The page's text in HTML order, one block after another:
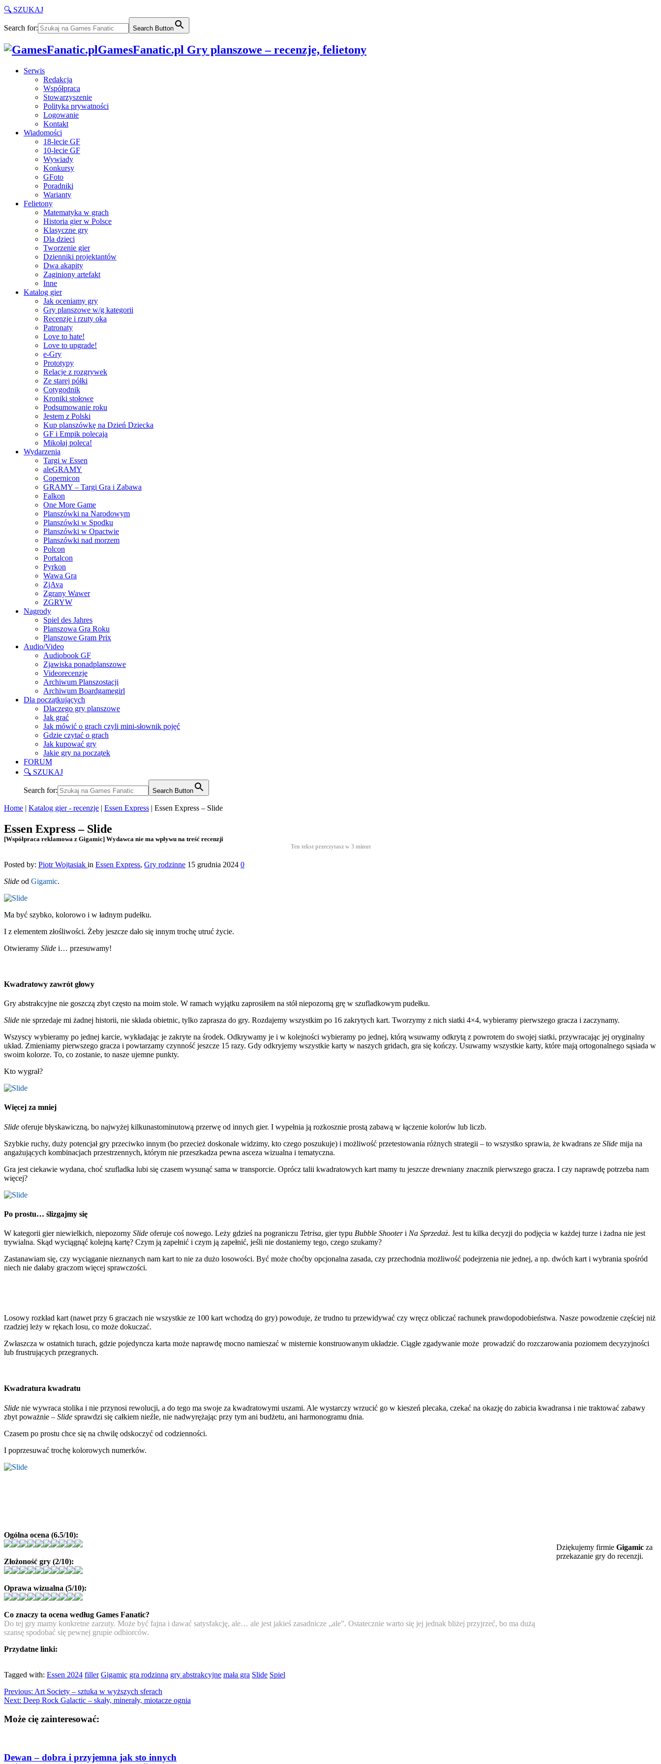
🔍 SZUKAJ
Search for: Search Button
GamesFanatic.pl Gry planszowe – recenzje, felietony
Serwis
Redakcja
Współpraca
Stowarzyszenie
Polityka prywatności
Logowanie
Kontakt
Wiadomości
18-lecie GF
10-lecie GF
Wywiady
Konkursy
GFoto
Poradniki
Warianty
Felietony
Matematyka w grach
Historia gier w Polsce
Klasyczne gry
Dla dzieci
Tworzenie gier
Dzienniki projektantów
Dwa akapity
Zaginiony artefakt
Inne
Katalog gier
Jak oceniamy gry
Gry planszowe w/g kategorii
Recenzje i rzuty oka
Patronaty
Love to hate!
Love to upgrade!
e-Gry
Prototypy
Relacje z rozgrywek
Ze starej półki
Cotygodnik
Kroniki stołowe
Podsumowanie roku
Jestem z Polski
Kup planszówkę na Dzień Dziecka
GF i Empik polecają
Mikołaj poleca!
Wydarzenia
Targi w Essen
aleGRAMY
Copernicon
GRAMY – Targi Gra i Zabawa
Falkon
One More Game
Planszówki na Narodowym
Planszówki w Spodku
Planszówki w Opactwie
Planszówki nad morzem
Polcon
Portalcon
Pyrkon
Wawa Gra
ZjAva
Zgrany Wawer
ZGRYW
Nagrody
Spiel des Jahres
Planszowa Gra Roku
Planszowe Gram Prix
Audio/Video
Audiobook GF
Zjawiska ponadplanszowe
Videorecenzje
Archiwum Planszostacji
Archiwum Boardgamegirl
Dla początkujących
Dlaczego gry planszowe
Jak grać
Jak mówić o grach czyli mini-słownik pojęć
Gdzie czytać o grach
Jak kupować gry
Jakie gry na początek
FORUM
🔍 SZUKAJ
Search for: Search Button
Home | Katalog gier - recenzje | Essen Express | Essen Express – Slide
Essen Express – Slide
[Współpraca reklamowa z Gigamic] Wydawca nie ma wpływu na treść recenzji
Ten tekst przeczytasz w 3 minut
Posted by: Piotr Wojtasiak in Essen Express, Gry rodzinne 15 grudnia 2024 0
Slide od Gigamic.
Ma być szybko, kolorowo i w ładnym pudełku.
I z elementem złośliwości. Żeby jeszcze dało się innym trochę utruć życie.
Otwieramy Slide i… przesuwamy!
Kwadratowy zawrót głowy
Gry abstrakcyjne nie goszczą zbyt często na moim stole. W ramach wyjątku zaprosiłem na stół niepozorną grę w szufladkowym pudełku.
Slide nie sprzedaje mi żadnej historii, nie składa obietnic, tylko zaprasza do gry. Rozdajemy wszystkim po 16 zakrytych kart. Tworzymy z nich siatki 4×4, wybieramy pierwszego gracza i zaczynamy.
Wszyscy wybieramy po jednej karcie, wykładając je zakryte na środek. Odkrywamy je i w kolejności wybieramy po jednej, którą wsuwamy odkrytą z powrotem do swojej siatki, przywracając jej oryginalny
układ. Zmieniamy pierwszego gracza i powtarzamy czynność jeszcze 15 razy. Gdy odkryjemy wszystkie karty w naszych gridach, gra się kończy. Usuwamy wszystkie karty, które mają ortogonalnego sąsiada w
swoim kolorze. To, co zostanie, to nasze ujemne punkty.
Kto wygrał?
Więcej za mniej
Slide oferuje błyskawiczną, bo najwyżej kilkunastominutową przerwę od innych gier. I wypełnia ją rozkosznie prostą zabawą w łączenie kolorów lub liczb.
Szybkie ruchy, duży potencjał gry przeciwko innym (bo przecież doskonale widzimy, kto czego poszukuje) i możliwość przetestowania różnych strategii – to wszystko sprawia, że kwadrans ze Slide mija na
angażujących kombinacjach przestrzennych, którym nie przeszkadza pewna asceza wizualna i tematyczna.
Gra jest ciekawie wydana, choć szufladka lubi się czasem wysunąć sama w transporcie. Oprócz talii kwadratowych kart mamy tu jeszcze drewniany znacznik pierwszego gracza. I czy naprawdę potrzeba nam
więcej?
Po prostu… ślizgajmy się
W kategorii gier niewielkich, niepozorny Slide oferuje coś nowego. Leży gdzieś na pograniczu Tetrisa, gier typu Bubble Shooteri Na Sprzedaż. Jest tu kilka decyzji do podjęcia w każdej turze i żadna nie jest
trywialna. Skąd wyciągnąć kolejną kartę? Czym ją zapełnić i czym ją zapełnić, jeśli nie dostaniemy tego, czego szukamy?
Zastanawiam się, czy wyciąganie nieznanych nam kart to nie za dużo losowości. Być może choćby opcjonalna zasada, czy przechodnia możliwość podejrzenia nie jednej, a np. dwóch kart i wybrania spośród
niech nie dałaby graczom więcej sprawczości.
Losowy rozkład kart (nawet przy 6 graczach nie wszystkie ze 100 kart wchodzą do gry) powoduje, że trudno tu przewidywać czy wręcz obliczać rachunek prawdopodobieństwa. Nasze powodzenie częściej niż
rzadziej leży w rękach losu, co może dokuczać.
Zwłaszcza w ostatnich turach, gdzie pojedyncza karta może naprawdę mocno namieszać w misternie konstruowanym układzie. Ciągłe zgadywanie może prowadzić do rozczarowania poziomem decyzyjności
lub frustrujących przegranych.
Kwadratura kwadratu
Slide nie wywraca stolika i nie przynosi rewolucji, a do tego ma swoje za kwadratowymi uszami. Ale wystarczy wrzucić go w kieszeń plecaka, czekać na okazję do zabicia kwadransa i nie traktować zabawy
zbyt poważnie – Slide sprawdzi się całkiem nieźle, nie nadwyrężając przy tym ani budżetu, ani harmonogramu dnia.
Czasem po prostu chce się na chwilę odskoczyć od codzienności.
I poprzesuwać trochę kolorowych numerków.
Dziękujemy firmie Gigamic za
przekazanie gry do recenzji.
Ogólna ocena (6.5/10):
Złożoność gry (2/10):
Oprawa wizualna (5/10):
Co znaczy ta ocena według Games Fanatic?
Do tej gry mamy konkretne zarzuty. Może być fajna i dawać satysfakcję, ale… ale jest jakieś zasadnicze „ale”. Ostatecznie warto się jej jednak bliżej przyjrzeć, bo ma dużą
szansę spodobać się pewnej grupie odbiorców.
Przydatne linki:
Tagged with: Essen 2024 filler Gigamic gra rodzinna gry abstrakcyjne mała gra Slide Spiel
Previous: Art Society – sztuka w wyższych sferach
Next: Deep Rock Galactic – skały, minerały, miotacze ognia
Może cię zainteresować:
Dewan – dobra i przyjemna jak sto innych